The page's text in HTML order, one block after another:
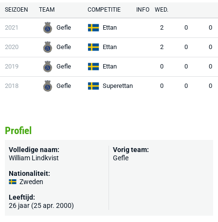
SEIZOEN TEAM COMPETITIE INFO WED.
2021 Gefle Ettan 2 0 0
2020 Gefle Ettan 2 0 0
2019 Gefle Ettan 0 0 0
2018 Gefle Superettan 0 0 0
Profiel
Volledige naam:
William Lindkvist
Nationaliteit:
Zweden
Leeftijd:
26 jaar (25 apr. 2000)
Vorig team:
Gefle